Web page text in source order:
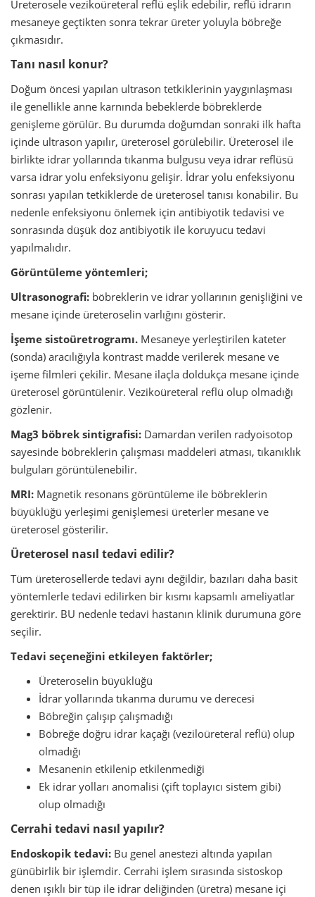
Üreterosele vezikoüreteral reflü eşlik edebilir, reflü idrarın
mesaneye geçtikten sonra tekrar üreter yoluyla böbreğe
çıkmasıdır.
Tanı nasıl konur?
Doğum öncesi yapılan ultrason tetkiklerinin yaygınlaşması
ile genellikle anne karnında bebeklerde böbreklerde
genişleme görülür. Bu durumda doğumdan sonraki ilk hafta
içinde ultrason yapılır, üreterosel görülebilir. Üreterosel ile
birlikte idrar yollarında tıkanma bulgusu veya idrar reflüsü
varsa idrar yolu enfeksiyonu gelişir. İdrar yolu enfeksiyonu
sonrası yapılan tetkiklerde de üreterosel tanısı konabilir. Bu
nedenle enfeksiyonu önlemek için antibiyotik tedavisi ve
sonrasında düşük doz antibiyotik ile koruyucu tedavi
yapılmalıdır.
Görüntüleme yöntemleri;
Ultrasonografi: böbreklerin ve idrar yollarının genişliğini ve
mesane içinde üreteroselin varlığını gösterir.
İşeme sistoüretrogramı. Mesaneye yerleştirilen kateter
(sonda) aracılığıyla kontrast madde verilerek mesane ve
işeme filmleri çekilir. Mesane ilaçla doldukça mesane içinde
üreterosel görüntülenir. Vezikoüreteral reflü olup olmadığı
gözlenir.
Mag3 böbrek sintigrafisi: Damardan verilen radyoisotop
sayesinde böbreklerin çalışması maddeleri atması, tıkanıklık
bulguları görüntülenebilir.
MRI: Magnetik resonans görüntüleme ile böbreklerin
büyüklüğü yerleşimi genişlemesi üreterler mesane ve
üreterosel gösterilir.
Üreterosel nasıl tedavi edilir?
Tüm üreterosellerde tedavi aynı değildir, bazıları daha basit
yöntemlerle tedavi edilirken bir kısmı kapsamlı ameliyatlar
gerektirir. BU nedenle tedavi hastanın klinik durumuna göre
seçilir.
Tedavi seçeneğini etkileyen faktörler;
Üreteroselin büyüklüğü
İdrar yollarında tıkanma durumu ve derecesi
Böbreğin çalışıp çalışmadığı
Böbreğe doğru idrar kaçağı (veziloüreteral reflü) olup
olmadığı
Mesanenin etkilenip etkilenmediği
Ek idrar yolları anomalisi (çift toplayıcı sistem gibi)
olup olmadığı
Cerrahi tedavi nasıl yapılır?
Endoskopik tedavi: Bu genel anestezi altında yapılan
günübirlik bir işlemdir. Cerrahi işlem sırasında sistoskop
denen ışıklı bir tüp ile idrar deliğinden (üretra) mesane içi